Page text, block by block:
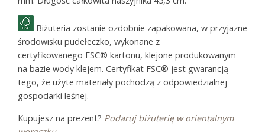
Biżuteria zostanie ozdobnie zapakowana, w przyjazne
środowisku pudełeczko, wykonane z
certyfikowanego FSC® kartonu, klejone produkowanym
na bazie wody klejem. Certyfikat FSC® jest gwarancją
tego, że użyte materiały pochodzą z odpowiedzialnej
gospodarki leśnej.
Kupujesz na prezent? Podaruj biżuterię w orientalnym